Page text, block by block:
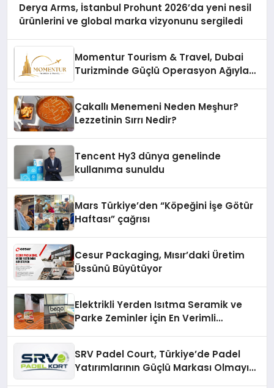
Derya Arms, İstanbul Prohunt 2026’da yeni nesil
ürünlerini ve global marka vizyonunu sergiledi
Momentur Tourism & Travel, Dubai
Turizminde Güçlü Operasyon Ağıyla
Çakallı Menemeni Neden Meşhur?
Lezzetinin Sırrı Nedir?
Tencent Hy3 dünya genelinde
kullanıma sunuldu
Mars Türkiye’den “Köpeğini İşe Götür
Haftası” çağrısı
Cesur Packaging, Mısır’daki Üretim
Üssünü Büyütüyor
Elektrikli Yerden Isıtma Seramik ve
Parke Zeminler İçin En Verimli
SRV Padel Court, Türkiye’de Padel
Yatırımlarının Güçlü Markası Olmayı